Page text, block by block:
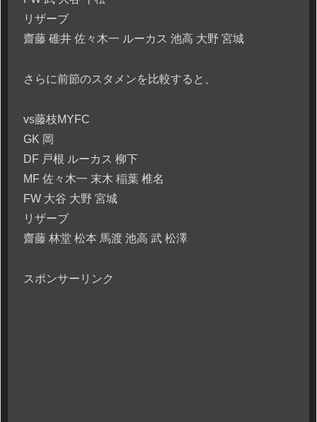
リザーブ
齋藤 碓井 佐々木一 ルーカス 池高 大野 宮城
さらに前節のスタメンを比較すると、
vs藤枝MYFC
GK 岡
DF 戸根 ルーカス 柳下
MF 佐々木一 末木 稲葉 椎名
FW 大谷 大野 宮城
リザーブ
齋藤 林堂 松本 馬渡 池高 武 松澤
スポンサーリンク